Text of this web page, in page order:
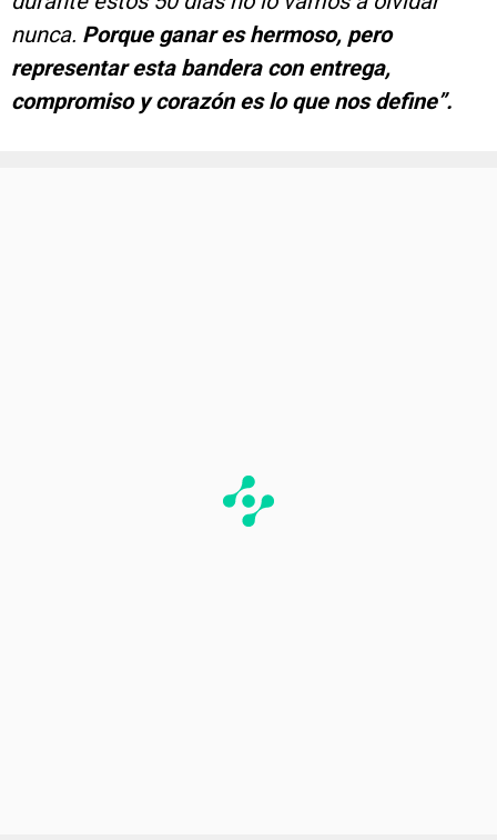
nunca. Porque ganar es hermoso, pero
representar esta bandera con entrega,
compromiso y corazón es lo que nos define”.